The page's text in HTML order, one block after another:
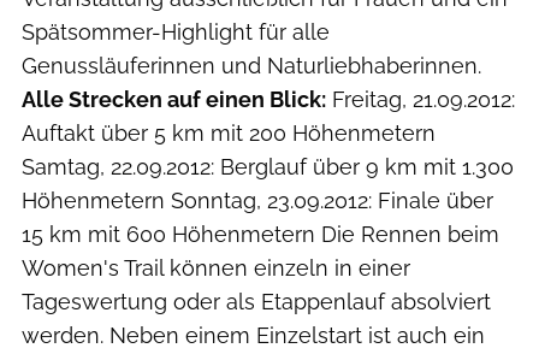
Spätsommer-Highlight für alle
Genussläuferinnen und Naturliebhaberinnen.
Alle Strecken auf einen Blick: Freitag, 21.09.2012:
Auftakt über 5 km mit 200 Höhenmetern
Samtag, 22.09.2012: Berglauf über 9 km mit 1.300
Höhenmetern Sonntag, 23.09.2012: Finale über
15 km mit 600 Höhenmetern Die Rennen beim
Women's Trail können einzeln in einer
Tageswertung oder als Etappenlauf absolviert
werden. Neben einem Einzelstart ist auch ein